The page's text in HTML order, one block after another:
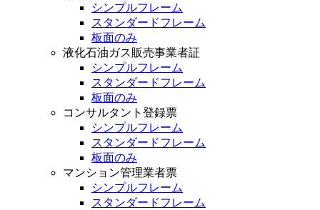
シンプルフレーム
スタンダードフレーム
板面のみ
液化石油ガス販売事業者証
シンプルフレーム
スタンダードフレーム
板面のみ
コンサルタント登録票
シンプルフレーム
スタンダードフレーム
板面のみ
マンション管理業者票
シンプルフレーム
スタンダードフレーム